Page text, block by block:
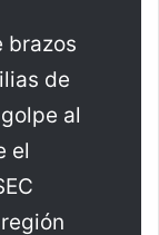
brazos
de
al
el